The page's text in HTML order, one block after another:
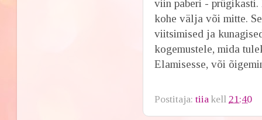
viin paberi -
kohe välja või mitte.
viitsimised ja
kogemustele, mida
Elamisesse, või
Postitaja:tiia kell 21:40